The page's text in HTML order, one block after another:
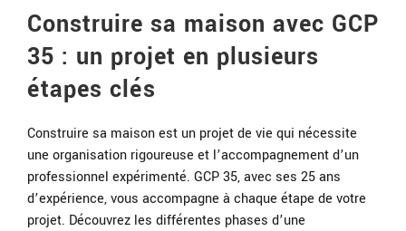
Construire sa maison avec GCP
35 : un projet en plusieurs
étapes clés
Construire sa maison est un projet de vie qui nécessite
une organisation rigoureuse et l’accompagnement d’un
professionnel expérimenté. GCP 35, avec ses 25 ans
d’expérience, vous accompagne à chaque étape de votre
projet. Découvrez les différentes phases d’une